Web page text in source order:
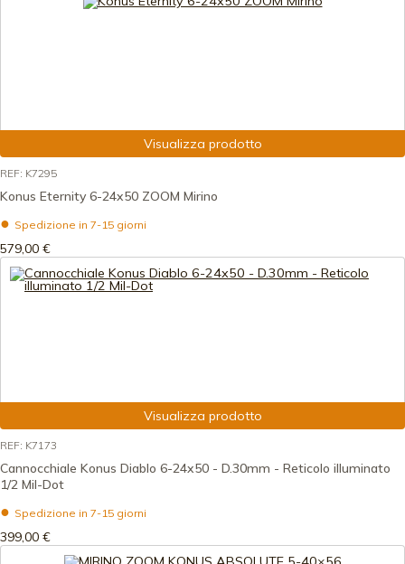
Visualizza prodotto
REF: K7295
Konus Eternity 6-24x50 ZOOM Mirino
Spedizione in 7-15 giorni
579,00 €
Visualizza prodotto
REF: K7173
Cannocchiale Konus Diablo 6-24x50 - D.30mm - Reticolo illuminato
1/2 Mil-Dot
Spedizione in 7-15 giorni
399,00 €